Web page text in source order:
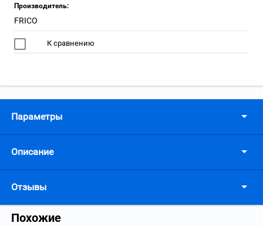
Производитель:
FRICO
К сравнению
Параметры
Описание
Отзывы
Похожие